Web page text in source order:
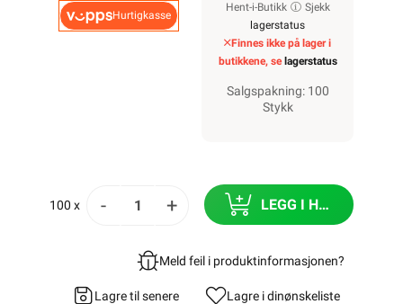
Hurtigkasse
Hent-i-Butikk
Sjekk
lagerstatus
Finnes ikke på lager i
butikkene, se lagerstatus
Salgspakning: 100
Stykk
100 x - + LEGG I HANDLEKURV
Meld feil i produktinformasjonen?
Lagre til senere Lagre i dinønskeliste